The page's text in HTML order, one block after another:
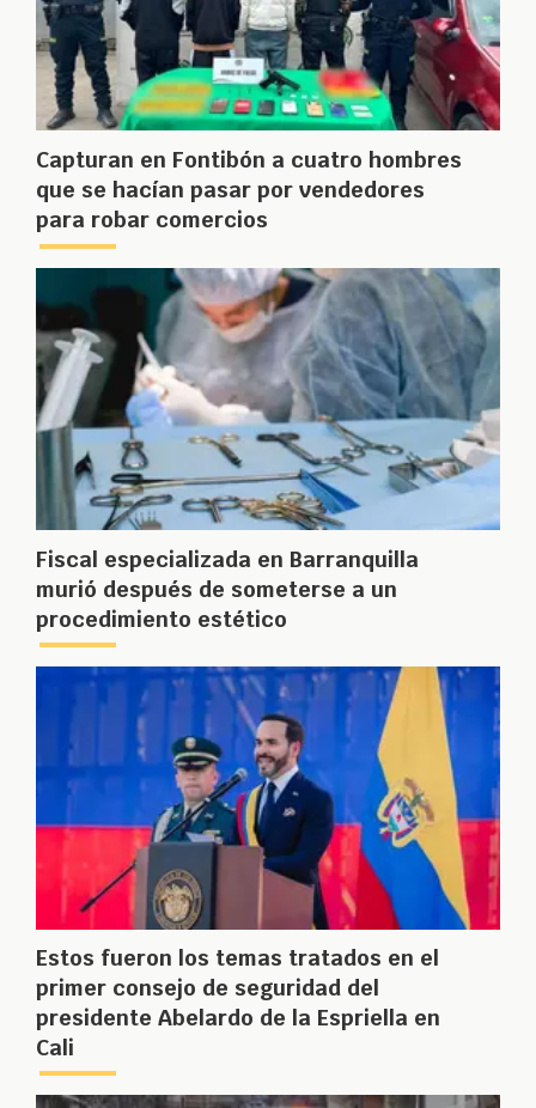
Capturan en Fontibón a cuatro hombres
que se hacían pasar por vendedores
para robar comercios
Fiscal especializada en Barranquilla
murió después de someterse a un
procedimiento estético
Estos fueron los temas tratados en el
primer consejo de seguridad del
presidente Abelardo de la Espriella en
Cali